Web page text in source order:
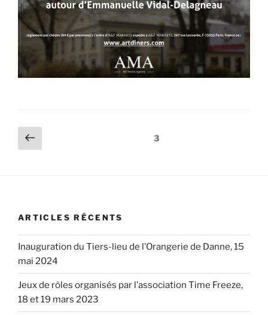
Pagination
des
Page
précédente
Page3
ARTICLES RÉCENTS
Inauguration du Tiers-lieu de l’Orangerie de Danne, 15
mai 2024
Jeux de rôles organisés par l’association Time Freeze,
18 et 19 mars 2023